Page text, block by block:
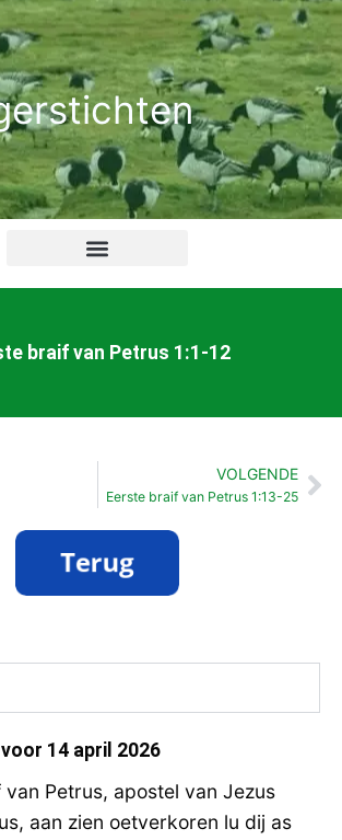
braif van Petrus 1:1-12
VOLGENDE
Eerste braif van Petrus 1:13-25
14 april 2026
van Petrus, apostel van Jezus
aan zien oetverkoren lu dij as